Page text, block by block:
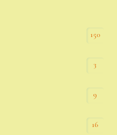
150
3
9
16